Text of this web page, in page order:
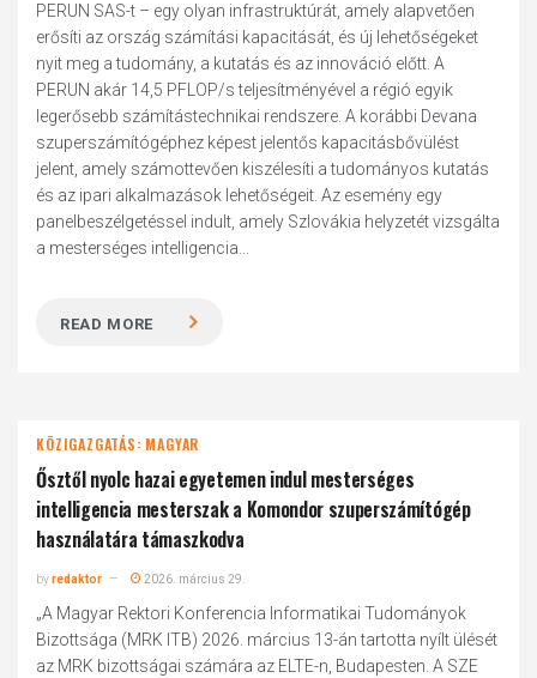
PERUN SAS-t – egy olyan infrastruktúrát, amely alapvetően
erősíti az ország számítási kapacitását, és új lehetőségeket
nyit meg a tudomány, a kutatás és az innováció előtt. A
PERUN akár 14,5 PFLOP/s teljesítményével a régió egyik
legerősebb számítástechnikai rendszere. A korábbi Devana
szuperszámítógéphez képest jelentős kapacitásbővülést
jelent, amely számottevően kiszélesíti a tudományos kutatás
és az ipari alkalmazások lehetőségeit. Az esemény egy
panelbeszélgetéssel indult, amely Szlovákia helyzetét vizsgálta
a mesterséges intelligencia...
READ MORE
KÖZIGAZGATÁS: MAGYAR
Ősztől nyolc hazai egyetemen indul mesterséges
intelligencia mesterszak a Komondor szuperszámítógép
használatára támaszkodva
byredaktor 2026. március 29.
„A Magyar Rektori Konferencia Informatikai Tudományok
Bizottsága (MRK ITB) 2026. március 13-án tartotta nyílt ülését
az MRK bizottságai számára az ELTE-n, Budapesten. A SZE